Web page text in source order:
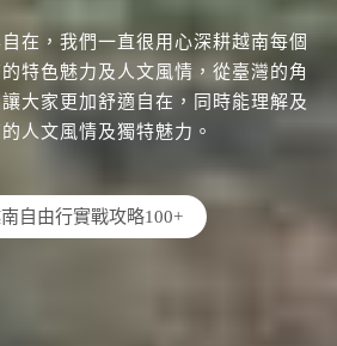
在，我們一直很用心深耕越南每個
特色魅力及人文風情，從臺灣的角
大家更加舒適自在，同時能理解及
人文風情及獨特魅力。
自由行實戰攻略100+